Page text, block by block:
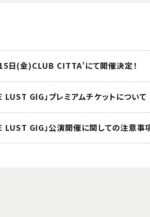
日(金)CLUB CITTA’にて開催決定！
GIG」プレミアムチケットについて
GIG」公演開催に関しての注意事